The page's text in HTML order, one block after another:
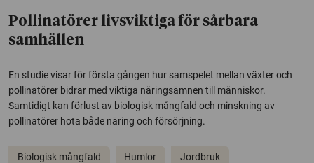
Pollinatörer livsviktiga för sårbara
samhällen
En studie visar för första gången hur samspelet mellan växter och
pollinatörer bidrar med viktiga näringsämnen till människor.
Samtidigt kan förlust av biologisk mångfald och minskning av
pollinatörer hota både näring och försörjning.
Biologisk mångfald Humlor Jordbruk